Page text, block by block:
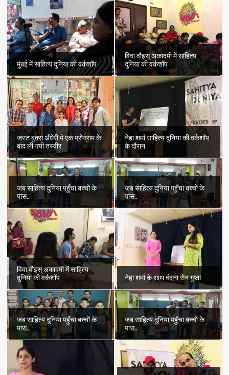
मुंबई में साहित्य दुनिया की वर्कशॉप
विवा वौइस् अकादमी में साहित्य
दुनिया की वर्कशॉप
जस्ट बुक्स अँधेरी में एक प्रोग्राम के
बाद ली गयी तस्वीर
नेहा शर्मा साहित्य दुनिया की वर्कशॉप
के दौरान
जब साहित्य दुनिया पहुँचा बच्चों के
पास..
जब साहित्य दुनिया पहुँचा बच्चों के
पास..
विवा वौइस् अकादमी में साहित्य
दुनिया की वर्कशॉप
नेहा शर्मा के साथ वंदना सेन गुप्ता
जब साहित्य दुनिया पहुँचा बच्चों के
पास..
जब साहित्य दुनिया पहुँचा बच्चों के
पास..